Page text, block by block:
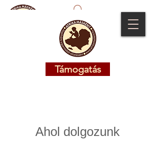
Támogatás
Támogatás
Ahol dolgozunk